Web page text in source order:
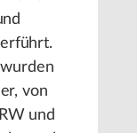
von
und